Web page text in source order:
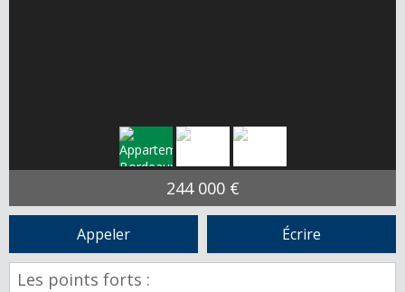
244 000 €
Appeler Écrire
Les points forts :